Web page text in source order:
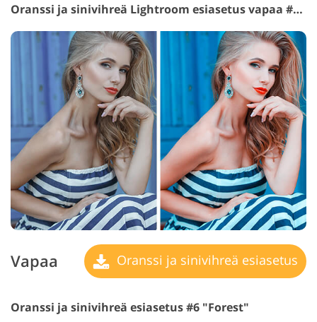
Oranssi ja sinivihreä Lightroom esiasetus vapaa #5 "Pumpkin"
Vapaa Oranssi ja sinivihreä esiasetus
Oranssi ja sinivihreä esiasetus #6 "Forest"